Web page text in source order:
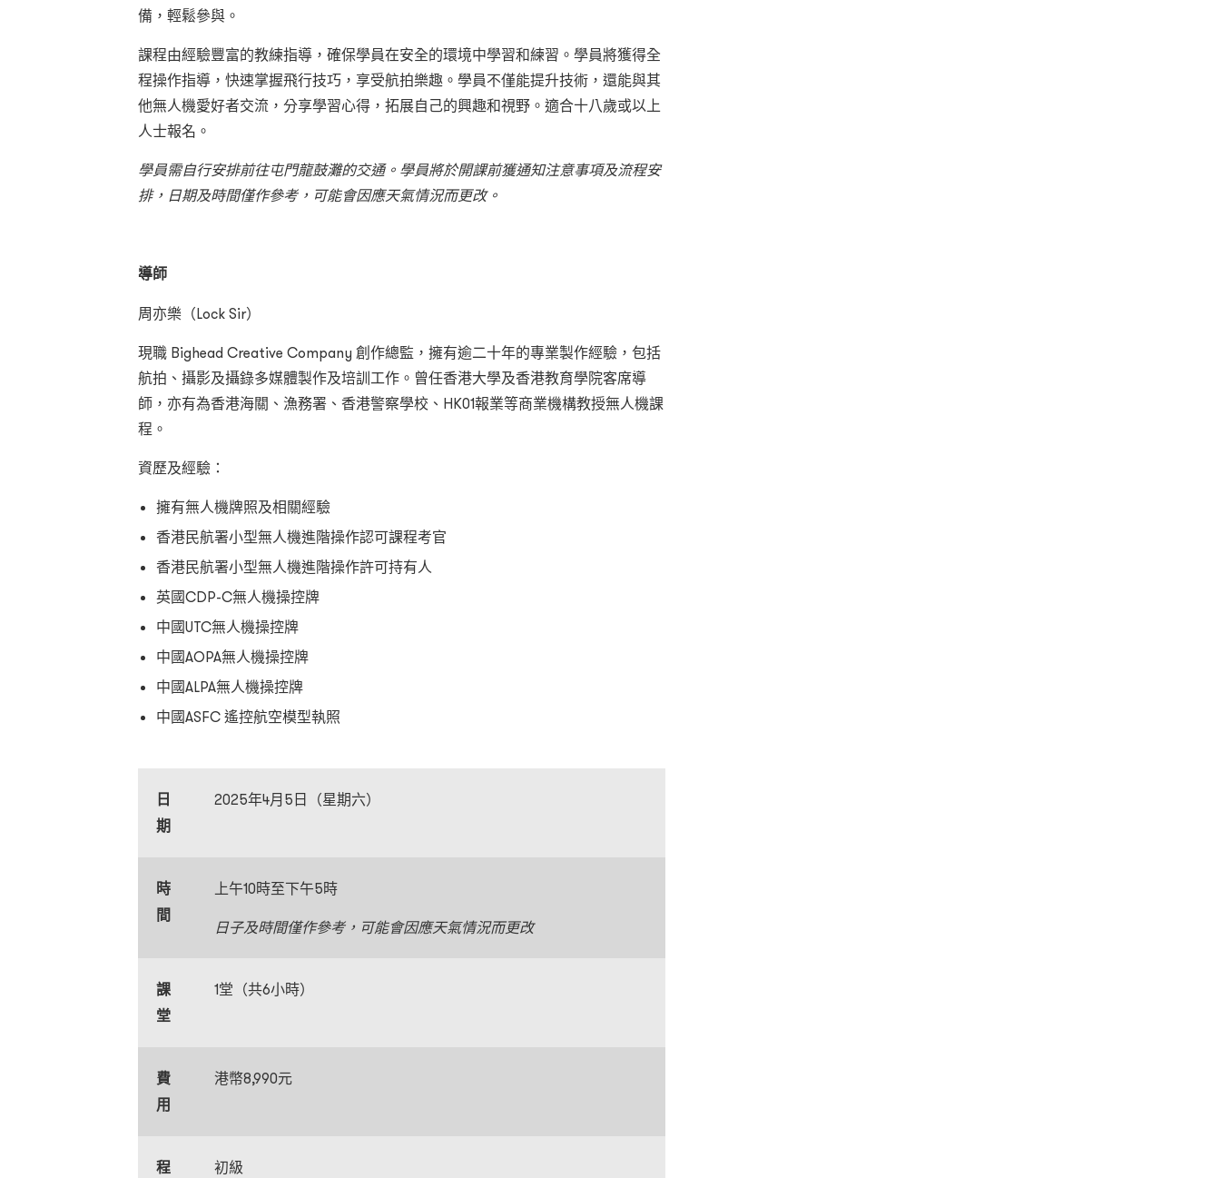
備，輕鬆參與。
課程由經驗豐富的教練指導，確保學員在安全的環境中學習和練習。學員將獲得全
程操作指導，快速掌握飛行技巧，享受航拍樂趣。學員不僅能提升技術，還能與其
他無人機愛好者交流，分享學習心得，拓展自己的興趣和視野。適合十八歲或以上
人士報名。
學員需自行安排前往屯門龍鼓灘的交通。學員將於開課前獲通知注意事項及流程安
排，日期及時間僅作參考，可能會因應天氣情況而更改。
導師
周亦樂（Lock Sir）
現職 Bighead Creative Company 創作總監，擁有逾二十年的專業製作經驗，包括
航拍、攝影及攝錄多媒體製作及培訓工作。曾任香港大學及香港教育學院客席導
師，亦有為香港海關、漁務署、香港警察學校、HK01報業等商業機構教授無人機課
程。
資歷及經驗：
擁有無人機牌照及相關經驗
香港民航署小型無人機進階操作認可課程考官
香港民航署小型無人機進階操作許可持有人
英國CDP-C無人機操控牌
中國UTC無人機操控牌
中國AOPA無人機操控牌
中國ALPA無人機操控牌
中國ASFC 遙控航空模型執照
日
期
2025年4月5日（星期六）
時
間
上午10時至下午5時
日子及時間僅作參考，可能會因應天氣情況而更改
課
堂
1堂（共6小時）
費
用
港幣8,990元
程
初級